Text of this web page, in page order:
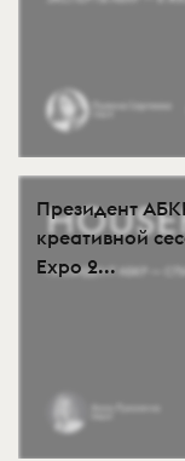
Президент
креативной
Expo 2...